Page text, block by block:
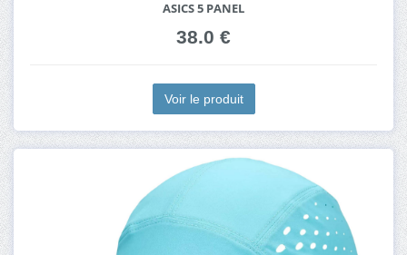
ASICS 5 PANEL
38.0 €
Voir le produit